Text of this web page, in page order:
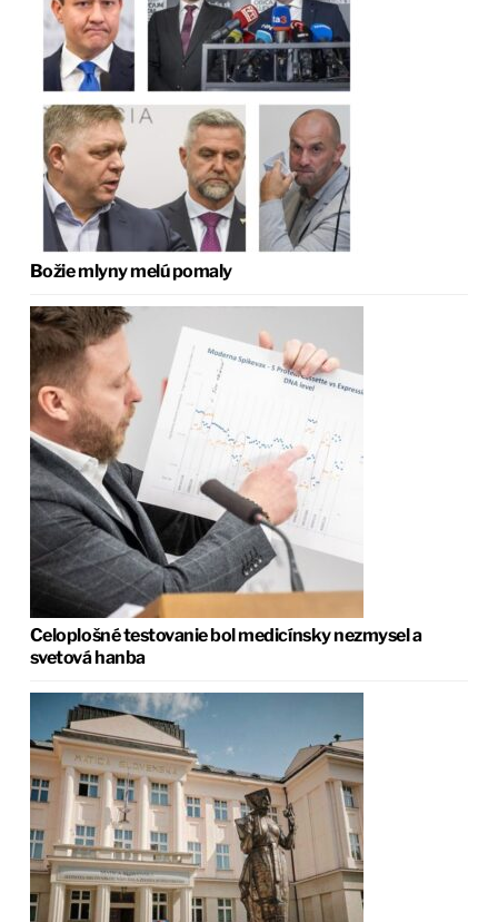
Božie mlyny melú pomaly
Celoplošné testovanie bol medicínsky nezmysel a
svetová hanba